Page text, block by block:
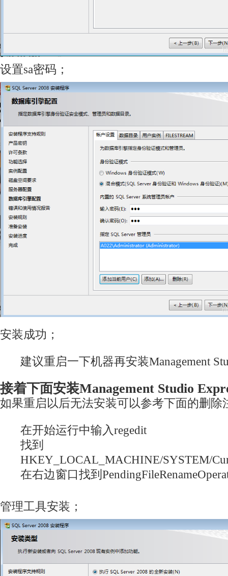
设置sa密码；
安装成功；
建议重启一下机器再安装Management
接着下面安装Management Studio
如果重启以后无法安装可以参考下面的删除
在开始运行中输入regedit
找到
HKEY_LOCAL_MACHINE/SYSTEM/
在右边窗口找到
管理工具安装；